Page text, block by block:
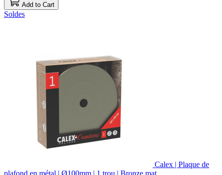
Add to Cart
Soldes
Calex | Plaque de
plafond en métal | Ø100mm | 1 trou | Bronze mat